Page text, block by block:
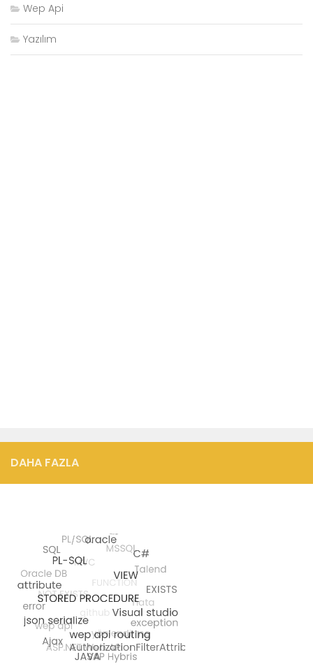
Wep Api
Yazılım
DAHA FAZLA